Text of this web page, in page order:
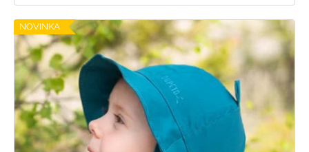
NOVINKA